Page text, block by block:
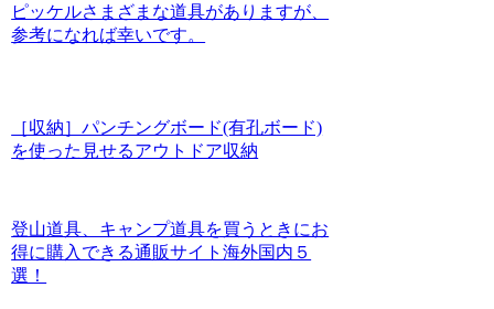
ピッケルさまざまな道具がありますが、
参考になれば幸いです。
［収納］パンチングボード(有孔ボード)
を使った見せるアウトドア収納
登山道具、キャンプ道具を買うときにお
得に購入できる通販サイト海外国内５
選！